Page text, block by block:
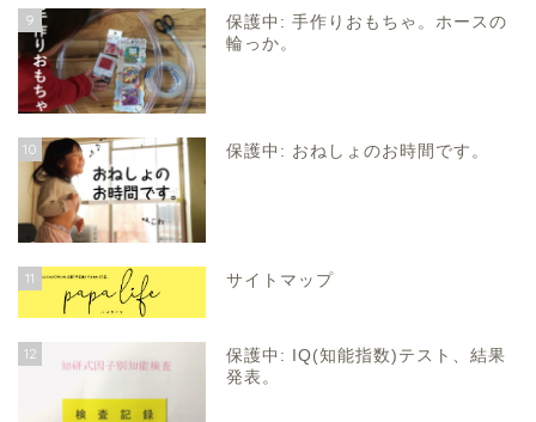
9
保護中: 手作りおもちゃ。ホースの
輪っか。
10 保護中: おねしょのお時間です。
11 サイトマップ
12
保護中: IQ(知能指数)テスト、結果
発表。